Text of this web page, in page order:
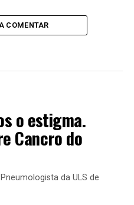
COMENTAR
o estigma.
Cancro do
da ULS de